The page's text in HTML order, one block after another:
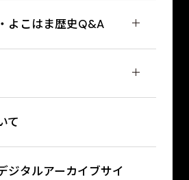
よこはま歴史Q&A
て
ジタルアーカイブサイ